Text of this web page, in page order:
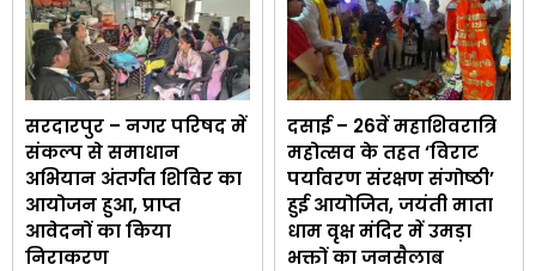
सरदारपुर – नगर परिषद में
संकल्प से समाधान
अभियान अंतर्गत शिविर का
आयोजन हुआ, प्राप्त
आवेदनों का किया
निराकरण
दसाई – 26वें महाशिवरात्रि
महोत्सव के तहत ‘विराट
पर्यावरण संरक्षण संगोष्ठी’
हुई आयोजित, जयंती माता
धाम वृक्ष मंदिर में उमड़ा
भक्तों का जनसैलाब